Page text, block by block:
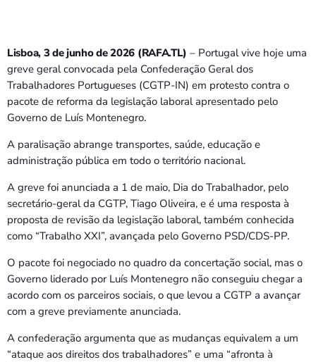
Lisboa, 3 de junho de 2026 (RAFA.TL) – Portugal vive hoje uma
greve geral convocada pela Confederação Geral dos
Trabalhadores Portugueses (CGTP-IN) em protesto contra o
pacote de reforma da legislação laboral apresentado pelo
Governo de Luís Montenegro.
A paralisação abrange transportes, saúde, educação e
administração pública em todo o território nacional.
A greve foi anunciada a 1 de maio, Dia do Trabalhador, pelo
secretário-geral da CGTP, Tiago Oliveira, e é uma resposta à
proposta de revisão da legislação laboral, também conhecida
como “Trabalho XXI”, avançada pelo Governo PSD/CDS-PP.
O pacote foi negociado no quadro da concertação social, mas o
Governo liderado por Luís Montenegro não conseguiu chegar a
acordo com os parceiros sociais, o que levou a CGTP a avançar
com a greve previamente anunciada.
A confederação argumenta que as mudanças equivalem a um
“ataque aos direitos dos trabalhadores” e uma “afronta à